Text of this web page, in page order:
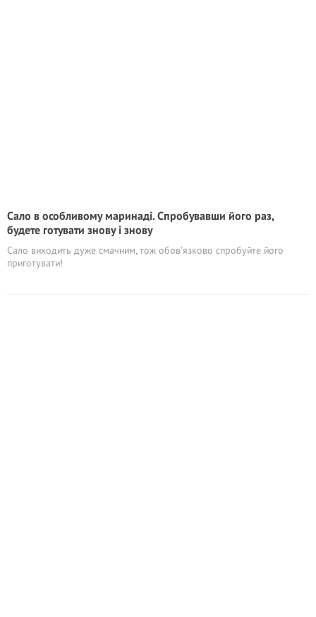
Сало в особливому маринаді. Спробувавши його раз,
будете готувати знову і знову
Сало виходить дуже смачним, тож обов’язково спробуйте його
приготувати!